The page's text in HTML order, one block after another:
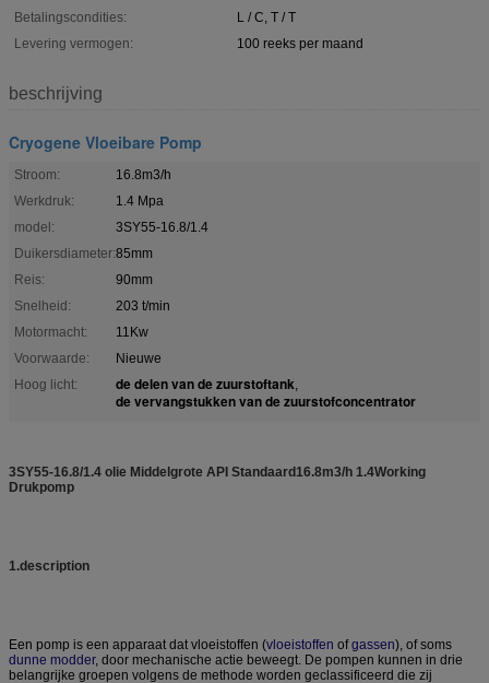
Betalingscondities:
L / C, T / T
Levering vermogen:
100 reeks per maand
beschrijving
Cryogene Vloeibare Pomp
Stroom:
16.8m3/h
Werkdruk:
1.4 Mpa
model:
3SY55-16.8/1.4
Duikersdiameter:85mm
Reis:
90mm
Snelheid:
203 t/min
Motormacht:
11Kw
Voorwaarde:
Nieuwe
Hoog licht:
de delen van de zuurstoftank,
de vervangstukken van de zuurstofconcentrator
3SY55-16.8/1.4 olie Middelgrote API Standaard16.8m3/h 1.4Working
Drukpomp
1.description
Een pomp is een apparaat dat vloeistoffen (vloeistoffen ofgassen), of soms
dunne modder, door mechanische actie beweegt. De pompen kunnen in drie
belangrijke groepen volgens de methode worden geclassificeerd die zij